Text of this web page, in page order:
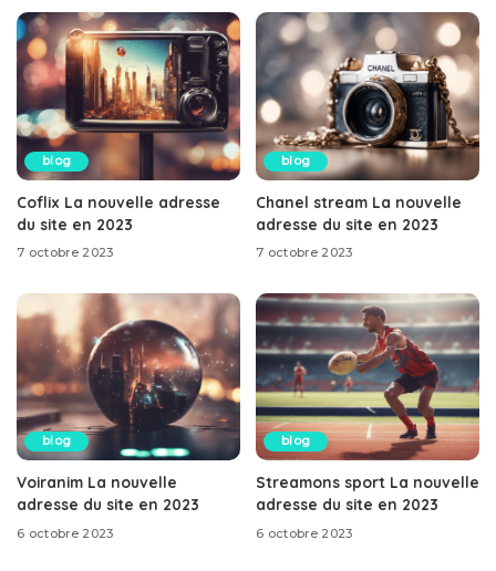
blog
Coflix La nouvelle adresse
du site en 2023
7 octobre 2023
blog
Chanel stream La nouvelle
adresse du site en 2023
7 octobre 2023
blog
Voiranim La nouvelle
adresse du site en 2023
6 octobre 2023
blog
Streamons sport La nouvelle
adresse du site en 2023
6 octobre 2023